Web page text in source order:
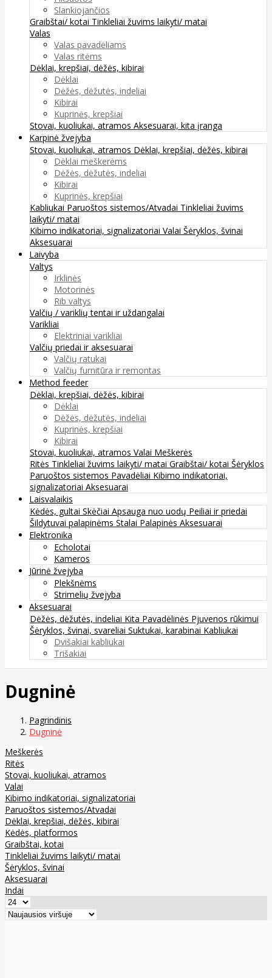
Slankiojančios
Graibštai/ kotai Tinkleliai žuvims laikyti/ matai
Valas
Valas pavadėliams
Valas ritėms
Dėklai, krepšiai, dėžės, kibirai
Dėklai
Dėžės, dėžutės, indeliai
Kibirai
Kuprinės, krepšiai
Stovai, kuoliukai, atramos Aksesuarai, kita įranga
Karpinė žvejyba
Stovai, kuoliukai, atramos Dėklai, krepšiai, dėžės, kibirai
Dėklai meškerėms
Dėžės, dėžutės, indeliai
Kibirai
Kuprinės, krepšiai
Kabliukai Paruoštos sistemos/Atvadai Tinkleliai žuvims
laikyti/ matai
Kibimo indikatoriai, signalizatoriai Valai Šėryklos, švinai
Aksesuarai
Laivyba
Valtys
Irklinės
Motorinės
Rib valtys
Valčių / variklių tentai ir uždangalai
Varikliai
Elektriniai varikliai
Valčių priedai ir aksesuarai
Valčių ratukai
Valčių furnitūra ir remontas
Method feeder
Dėklai, krepšiai, dėžės, kibirai
Dėklai
Dėžės, dėžutės, indeliai
Kuprinės, krepšiai
Kibirai
Stovai, kuoliukai, atramos Valai Meškerės
Ritės Tinkleliai žuvims laikyti/ matai Graibštai/ kotai Šėryklos
Paruoštos sistemos Pavadėliai Kibimo indikatoriai,
signalizatoriai Aksesuarai
Laisvalaikis
Kėdės, gultai Skėčiai Apsauga nuo uodų Peiliai ir priedai
Šildytuvai palapinėms Stalai Palapinės Aksesuarai
Elektronika
Echolotai
Kameros
Jūrinė žvejyba
Plekšnėms
Strimelių žvejyba
Aksesuarai
Dėžės, dėžutės, indeliai Kita Pavadėlinės Pjuvenos rūkimui
Šėryklos, švinai, svareliai Suktukai, karabinai Kabliukai
Dvišakiai kabliukai
Trišakiai
Dugninė
Pagrindinis
Dugninė
Meškerės
Ritės
Stovai, kuoliukai, atramos
Valai
Kibimo indikatoriai, signalizatoriai
Paruoštos sistemos/Atvadai
Dėklai, krepšiai, dėžės, kibirai
Kėdės, platformos
Graibštai, kotai
Tinkleliai žuvims laikyti/ matai
Šėryklos, švinai
Aksesuarai
Indai